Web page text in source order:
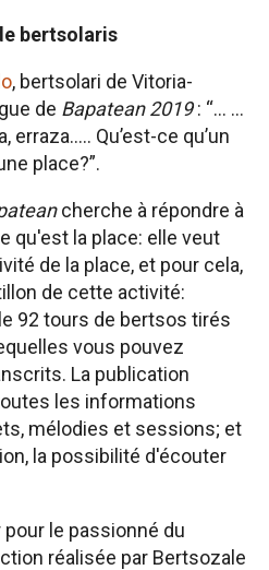
bertsolaris
, bertsolari de Vitoria-
de Bapatean 2019: “… …
erraza..... Qu’est-ce qu’un
place?”.
cherche à répondre à
qu'est la place: elle veut
de la place, et pour cela,
de cette activité:
92 tours de bertsos tirés
vous pouvez
La publication
les informations
mélodies et sessions; et
la possibilité d'écouter
le passionné du
réalisée par Bertsozale